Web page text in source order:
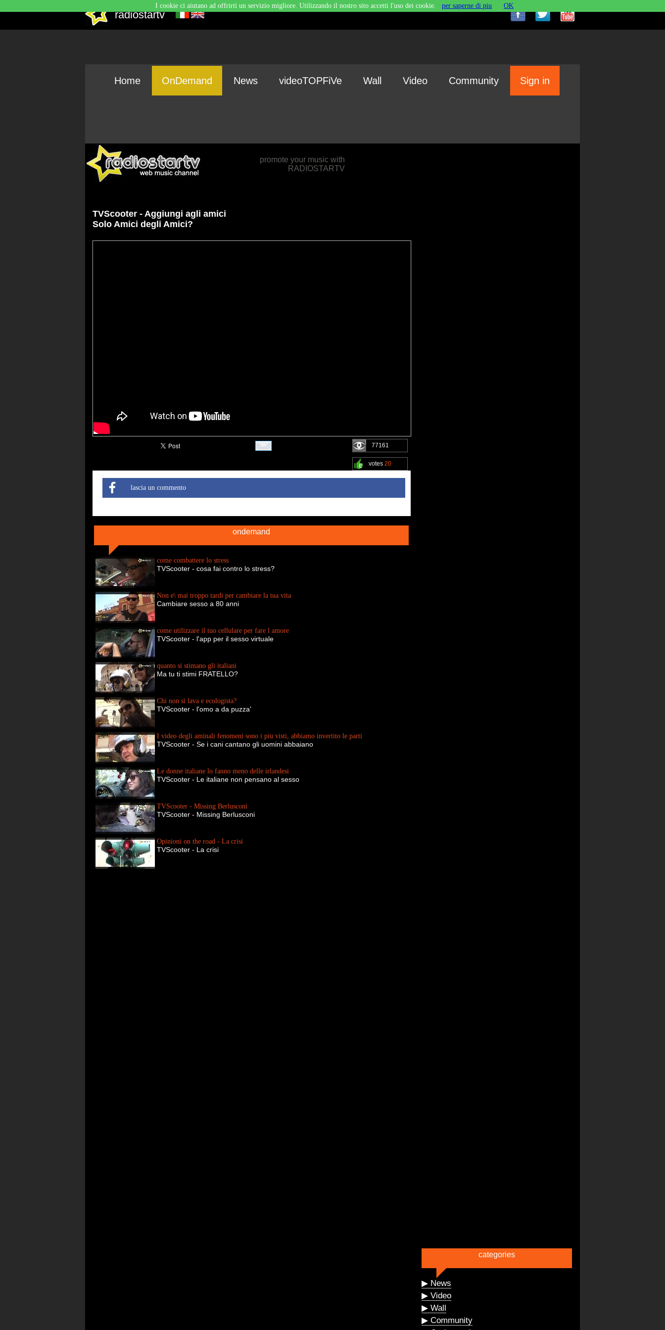
radiostartv
Home OnDemand News videoTOPFiVe Wall Video Community Sign in
promote your music with
RADIOSTARTV
TVScooter - Aggiungi agli amici
Solo Amici degli Amici?
77161
votes 20
lascia un commento
ondemand
come combattere lo stress
TVScooter - cosa fai contro lo stress?
Non e\ mai troppo tardi per cambiare la tua vita
Cambiare sesso a 80 anni
come utilizzare il tuo cellulare per fare l amore
TVScooter - l'app per il sesso virtuale
quanto si stimano gli italiani
Ma tu ti stimi FRATELLO?
Chi non si lava e ecologista?
TVScooter - l'omo a da puzza'
I video degli aminali fenomeni sono i piu visti, abbiamo invertito le parti
TVScooter - Se i cani cantano gli uomini abbaiano
Le donne italiane lo fanno meno delle irlandesi
TVScooter - Le italiane non pensano al sesso
TVScooter - Missing Berlusconi
TVScooter - Missing Berlusconi
Opinioni on the road - La crisi
TVScooter - La crisi
categories
▶ News
▶ Video
▶ Wall
▶ Community
I cookie ci aiutano ad offrirti un servizio migliore. Utilizzando il nostro sito accetti l'uso dei cookie. per saperne di piu OK